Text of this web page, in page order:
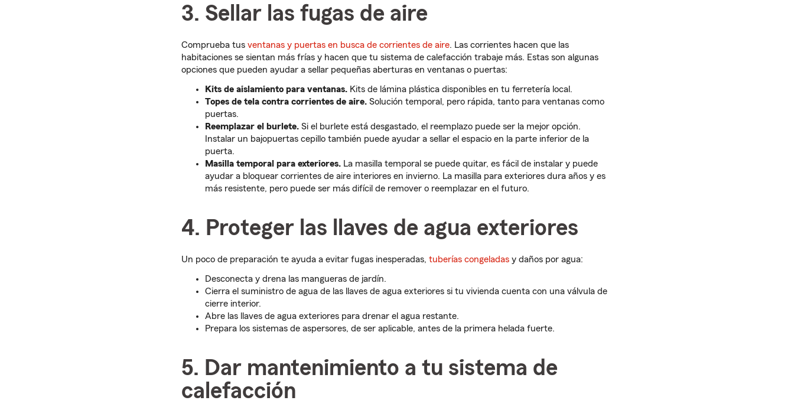
3. Sellar las fugas de aire
Comprueba tus ventanas y puertas en busca de corrientes de aire. Las corrientes hacen que las
habitaciones se sientan más frías y hacen que tu sistema de calefacción trabaje más. Estas son algunas
opciones que pueden ayudar a sellar pequeñas aberturas en ventanas o puertas:
Kits de aislamiento para ventanas. Kits de lámina plástica disponibles en tu ferretería local.
Topes de tela contra corrientes de aire. Solución temporal, pero rápida, tanto para ventanas como
puertas.
Reemplazar el burlete. Si el burlete está desgastado, el reemplazo puede ser la mejor opción.
Instalar un bajopuertas cepillo también puede ayudar a sellar el espacio en la parte inferior de la
puerta.
Masilla temporal para exteriores. La masilla temporal se puede quitar, es fácil de instalar y puede
ayudar a bloquear corrientes de aire interiores en invierno. La masilla para exteriores dura años y es
más resistente, pero puede ser más difícil de remover o reemplazar en el futuro.
4. Proteger las llaves de agua exteriores
Un poco de preparación te ayuda a evitar fugas inesperadas, tuberías congeladas y daños por agua:
Desconecta y drena las mangueras de jardín.
Cierra el suministro de agua de las llaves de agua exteriores si tu vivienda cuenta con una válvula de
cierre interior.
Abre las llaves de agua exteriores para drenar el agua restante.
Prepara los sistemas de aspersores, de ser aplicable, antes de la primera helada fuerte.
5. Dar mantenimiento a tu sistema de
calefacción